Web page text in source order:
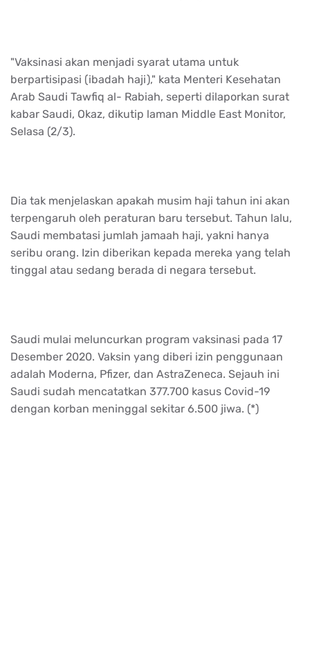
"Vaksinasi akan menjadi syarat utama untuk
berpartisipasi (ibadah haji)," kata Menteri Kesehatan
Arab Saudi Tawfiq al- Rabiah, seperti dilaporkan surat
kabar Saudi, Okaz, dikutip laman Middle East Monitor,
Selasa (2/3).
Dia tak menjelaskan apakah musim haji tahun ini akan
terpengaruh oleh peraturan baru tersebut. Tahun lalu,
Saudi membatasi jumlah jamaah haji, yakni hanya
seribu orang. Izin diberikan kepada mereka yang telah
tinggal atau sedang berada di negara tersebut.
Saudi mulai meluncurkan program vaksinasi pada 17
Desember 2020. Vaksin yang diberi izin penggunaan
adalah Moderna, Pfizer, dan AstraZeneca. Sejauh ini
Saudi sudah mencatatkan 377.700 kasus Covid-19
dengan korban meninggal sekitar 6.500 jiwa. (*)